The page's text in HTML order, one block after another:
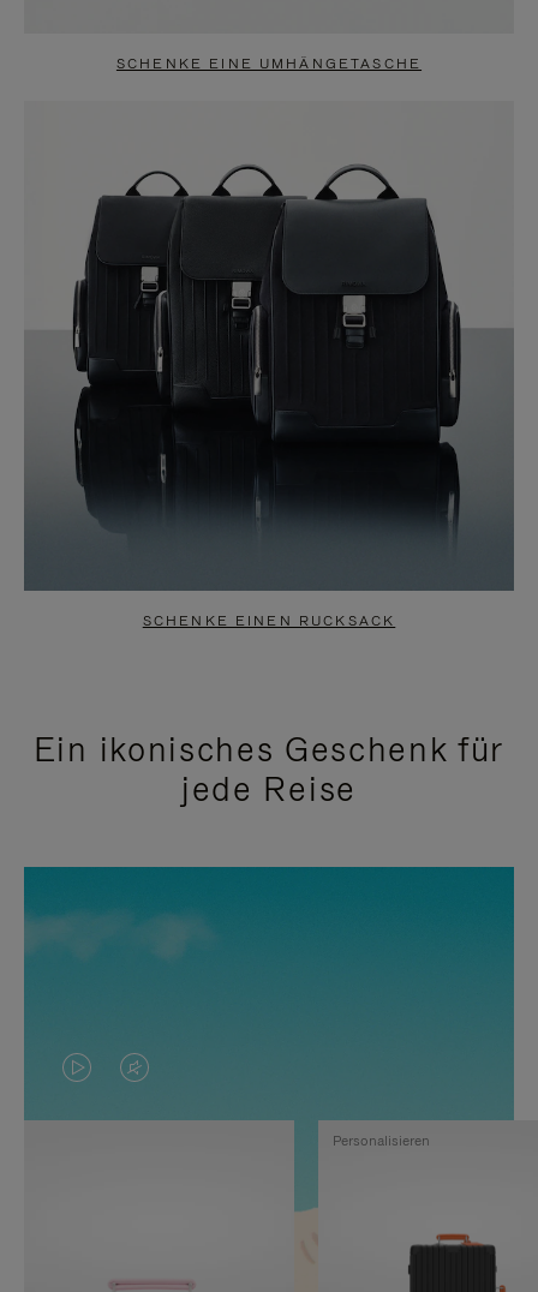
SCHENKE EINE UMHÄNGETASCHE
SCHENKE EINEN RUCKSACK
Ein ikonisches Geschenk für
jede Reise
DAS
VIDEO
VIDEO
IST
Personalisieren